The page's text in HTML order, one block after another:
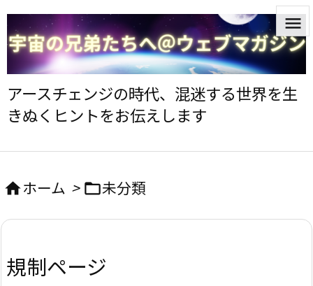
アースチェンジの時代、混迷する世界を生
きぬくヒントをお伝えします


メニ


次へ
ホーム > 未分類
規制ページ